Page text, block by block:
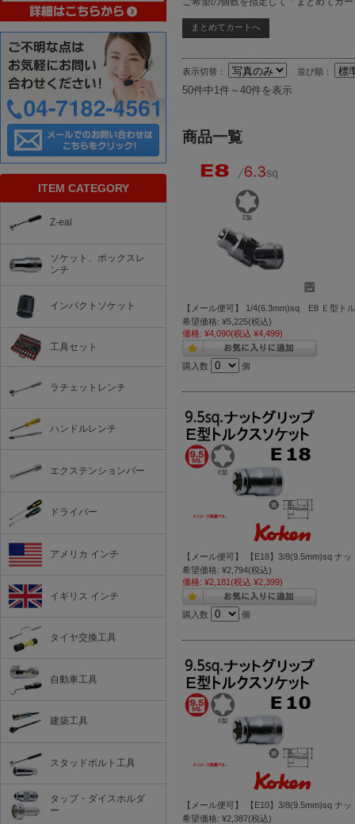
表示切替： 並び順：
50件中1件～40件を表示
商品一覧
【メール便可】 1/4(6.3mm)sq E8 Ｅ型ト
希望価格: ¥5,225(税込)
価格: ¥4,090(税込 ¥4,499)
購入数 個
【メール便可】 【E18】3/8(9.5mm)sq ナ
希望価格: ¥2,794(税込)
価格: ¥2,181(税込 ¥2,399)
購入数 個
【メール便可】 【E10】3/8(9.5mm)sq ナ
希望価格: ¥2,387(税込)
ITEM CATEGORY
Z-eal
ソケット、ボックスレ
ンチ
インパクトソケット
工具セット
ラチェットレンチ
ハンドルレンチ
エクステンションバー
ドライバー
アメリカ インチ
イギリス インチ
タイヤ交換工具
自動車工具
建築工具
スタッドボルト工具
タップ・ダイスホルダ
ー